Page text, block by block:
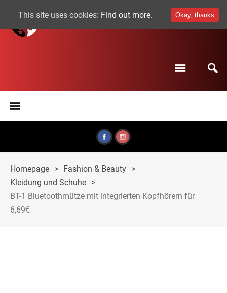
Homepage > Fashion & Beauty >
Kleidung und Schuhe >
BT-1 Bluetoothmütze mit integrierten Kopfhörern für
6,69€
This site uses cookies: Find out more. Okay, thanks